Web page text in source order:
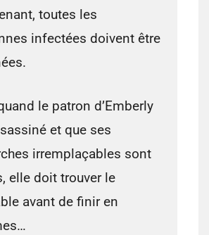
toutes les
infectées doivent être
le patron d’Emberly
et que ses
irremplaçables sont
elle doit trouver le
avant de finir en